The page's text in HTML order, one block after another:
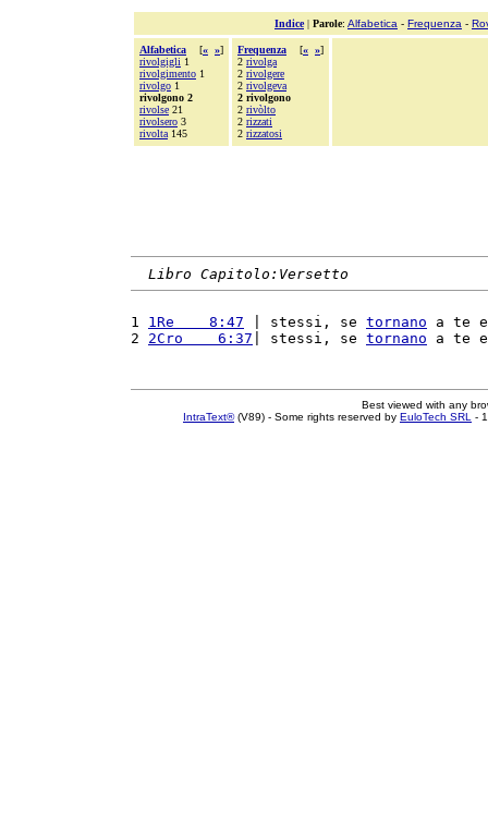
Indice| Parole: Alfabetica - Frequenza -
Alfabetica [« »]
rivolgigli 1
rivolgimento 1
rivolgo 1
rivolgono 2
rivolse 21
rivolsero 3
rivolta 145
Frequenza [« »]
2 rivolga
2 rivolgere
2 rivolgeva
2 rivolgono
2 rivòlto
2 rizzati
2 rizzatosi
Libro Capitolo:Versetto
1 1Re    8:47 | stessi, se tornano a te
2 2Cro    6:37 | stessi, se tornano a te
Best viewed with any
IntraText®(V89) - Some rights reserved by EuloTech SRL -